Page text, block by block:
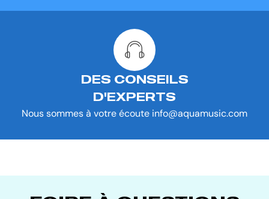
DES CONSEILS
D'EXPERTS
Nous sommes à votre écoute info@aquamusic.com